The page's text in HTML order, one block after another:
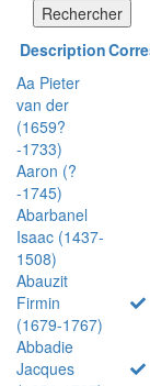
Rechercher
Description
Aa Pieter
van der
(1659?
-1733)
Aaron (?
-1745)
Abarbanel
Isaac (1437-
1508)
Abauzit
Firmin
(1679-1767)
Abbadie
Jacques